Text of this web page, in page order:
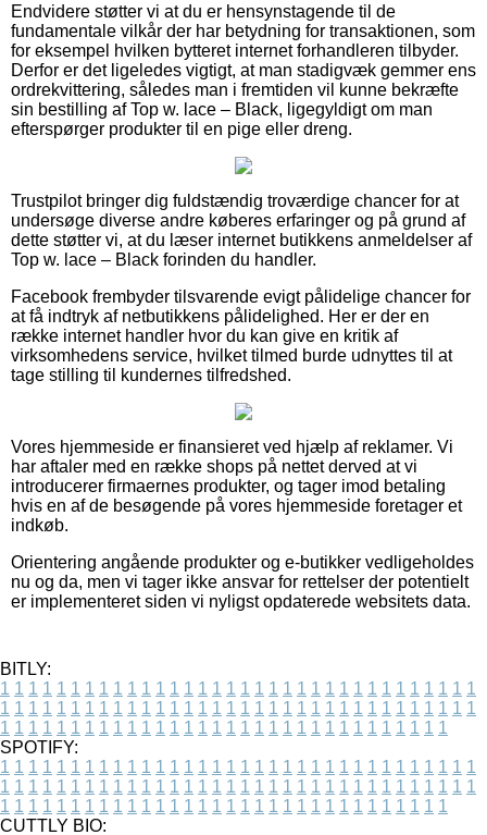
Endvidere støtter vi at du er hensynstagende til de
fundamentale vilkår der har betydning for transaktionen, som
for eksempel hvilken bytteret internet forhandleren tilbyder.
Derfor er det ligeledes vigtigt, at man stadigvæk gemmer ens
ordrekvittering, således man i fremtiden vil kunne bekræfte
sin bestilling af Top w. lace – Black, ligegyldigt om man
efterspørger produkter til en pige eller dreng.
Trustpilot bringer dig fuldstændig troværdige chancer for at
undersøge diverse andre køberes erfaringer og på grund af
dette støtter vi, at du læser internet butikkens anmeldelser af
Top w. lace – Black forinden du handler.
Facebook frembyder tilsvarende evigt pålidelige chancer for
at få indtryk af netbutikkens pålidelighed. Her er der en
række internet handler hvor du kan give en kritik af
virksomhedens service, hvilket tilmed burde udnyttes til at
tage stilling til kundernes tilfredshed.
Vores hjemmeside er finansieret ved hjælp af reklamer. Vi
har aftaler med en række shops på nettet derved at vi
introducerer firmaernes produkter, og tager imod betaling
hvis en af de besøgende på vores hjemmeside foretager et
indkøb.
Orientering angående produkter og e-butikker vedligeholdes
nu og da, men vi tager ikke ansvar for rettelser der potentielt
er implementeret siden vi nyligst opdaterede websitets data.
BITLY:
1 1 1 1 1 1 1 1 1 1 1 1 1 1 1 1 1 1 1 1 1 1 1 1 1 1 1 1 1 1 1 1 1 1
1 1 1 1 1 1 1 1 1 1 1 1 1 1 1 1 1 1 1 1 1 1 1 1 1 1 1 1 1 1 1 1 1 1
1 1 1 1 1 1 1 1 1 1 1 1 1 1 1 1 1 1 1 1 1 1 1 1 1 1 1 1 1 1 1 1
SPOTIFY:
1 1 1 1 1 1 1 1 1 1 1 1 1 1 1 1 1 1 1 1 1 1 1 1 1 1 1 1 1 1 1 1 1 1
1 1 1 1 1 1 1 1 1 1 1 1 1 1 1 1 1 1 1 1 1 1 1 1 1 1 1 1 1 1 1 1 1 1
1 1 1 1 1 1 1 1 1 1 1 1 1 1 1 1 1 1 1 1 1 1 1 1 1 1 1 1 1 1 1 1
CUTTLY BIO: